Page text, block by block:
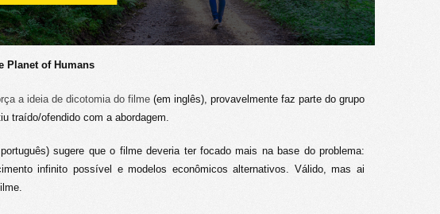
Planet of Humans
a ideia de dicotomia do filme (em inglês), provavelmente faz parte do grupo
traído/ofendido com a abordagem.
sugere que o filme deveria ter focado mais na base do problema:
infinito possível e modelos econômicos alternativos. Válido, mas ai